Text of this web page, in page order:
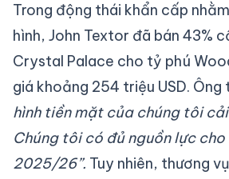
Trong động thái khẩn cấp
hình, John Textor đã bán 43%
Crystal Palace cho tỷ phú
giá khoảng 254 triệu USD. Ông
hình tiền mặt của chúng tôi
Chúng tôi có đủ nguồn lực
2025/26”. Tuy nhiên, thương